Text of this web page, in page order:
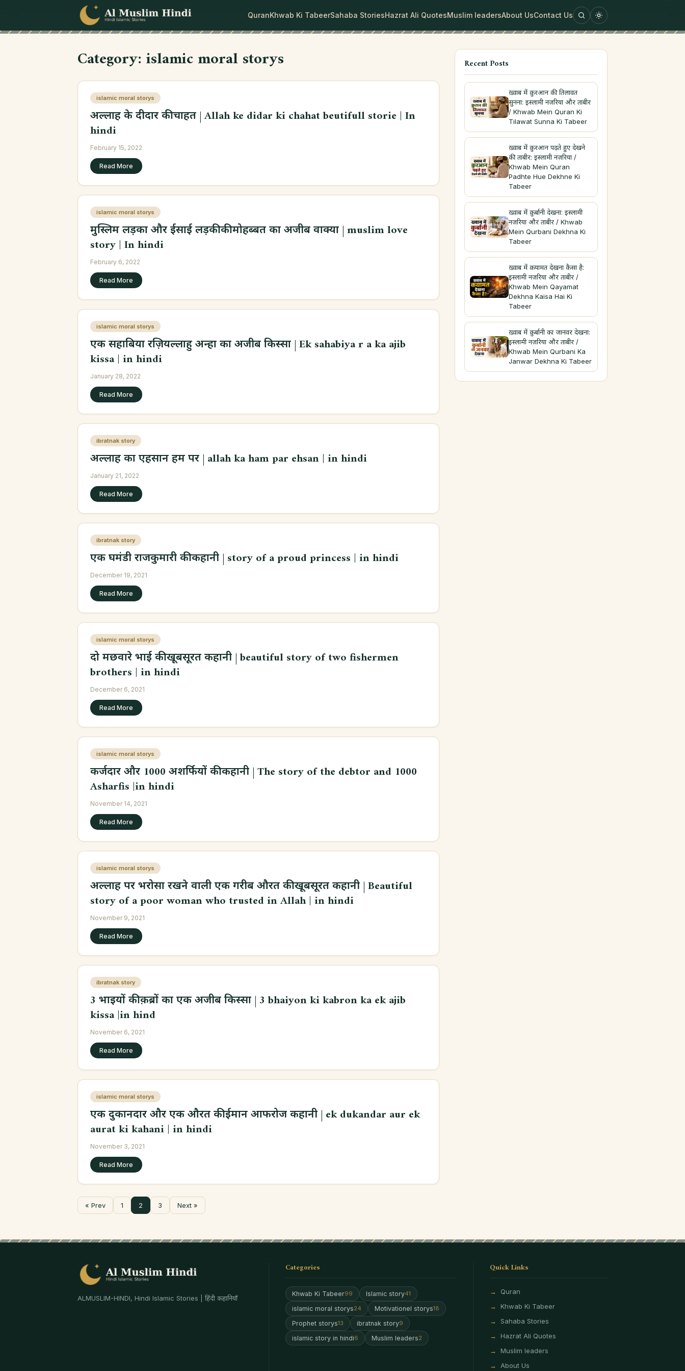
QuranKhwab Ki TabeerSahaba StoriesHazrat Ali QuotesMuslim leadersAbout UsContact Us
Category: islamic moral storys
islamic moral storys
अल्लाह के दीदार की चाहत | Allah ke didar ki chahat beutifull storie | In
hindi
February 15, 2022
Read More
islamic moral storys
मुस्लिम लड़का और ईसाई लड़की की मोहब्बत का अजीब वाक्या | muslim love
story | In hindi
February 6, 2022
Read More
islamic moral storys
एक सहाबिया रज़ियल्लाहु अन्हा का अजीब किस्सा | Ek sahabiya r a ka ajib
kissa | in hindi
January 28, 2022
Read More
ibratnak story
अल्लाह का एहसान हम पर | allah ka ham par ehsan | in hindi
January 21, 2022
Read More
ibratnak story
एक घमंडी राजकुमारी की कहानी | story of a proud princess | in hindi
December 19, 2021
Read More
islamic moral storys
दो मछवारे भाई की खूबसूरत कहानी | beautiful story of two fishermen
brothers | in hindi
December 6, 2021
Read More
islamic moral storys
कर्जदार और 1000 अशर्फियों की कहानी | The story of the debtor and 1000
Asharfis |in hindi
November 14, 2021
Read More
islamic moral storys
अल्लाह पर भरोसा रखने वाली एक गरीब औरत की खूबसूरत कहानी | Beautiful
story of a poor woman who trusted in Allah | in hindi
November 9, 2021
Read More
ibratnak story
3 भाइयों की क़ब्रों का एक अजीब किस्सा | 3 bhaiyon ki kabron ka ek ajib
kissa |in hind
November 6, 2021
Read More
islamic moral storys
एक दुकानदार और एक औरत की ईमान आफरोज कहानी | ek dukandar aur ek
aurat ki kahani | in hindi
November 3, 2021
Read More
« Prev 1 2 3 Next »
Recent Posts
ख़्वाब में क़ुरआन की तिलावत
सुनना: इस्लामी नज़रिया और ताबीर
/ Khwab Mein Quran Ki
Tilawat Sunna Ki Tabeer
ख़्वाब में क़ुरआन पढ़ते हुए देखने
की ताबीर: इस्लामी नज़रिया /
Khwab Mein Quran
Padhte Hue Dekhne Ki
Tabeer
ख़्वाब में क़ुर्बानी देखना: इस्लामी
नज़रिया और ताबीर / Khwab
Mein Qurbani Dekhna Ki
Tabeer
ख़्वाब में क़यामत देखना कैसा है:
इस्लामी नज़रिया और ताबीर /
Khwab Mein Qayamat
Dekhna Kaisa Hai Ki
Tabeer
ख़्वाब में क़ुर्बानी का जानवर देखना:
इस्लामी नज़रिया और ताबीर /
Khwab Mein Qurbani Ka
Janwar Dekhna Ki Tabeer
ALMUSLIM-HINDI, Hindi Islamic Stories | हिंदी कहानियाँ
Categories
Khwab Ki Tabeer99 Islamic story41
islamic moral storys24 Motivationel storys18
Prophet storys13 ibratnak story9
islamic story in hindi6 Muslim leaders2
Quick Links
Quran
Khwab Ki Tabeer
Sahaba Stories
Hazrat Ali Quotes
Muslim leaders
About Us